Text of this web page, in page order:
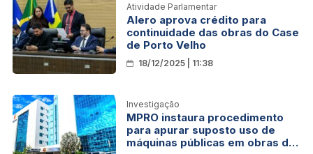
Atividade Parlamentar
Alero aprova crédito para
continuidade das obras do Case
de Porto Velho
18/12/2025 | 11:38
Investigação
MPRO instaura procedimento
para apurar suposto uso de
máquinas públicas em obras de